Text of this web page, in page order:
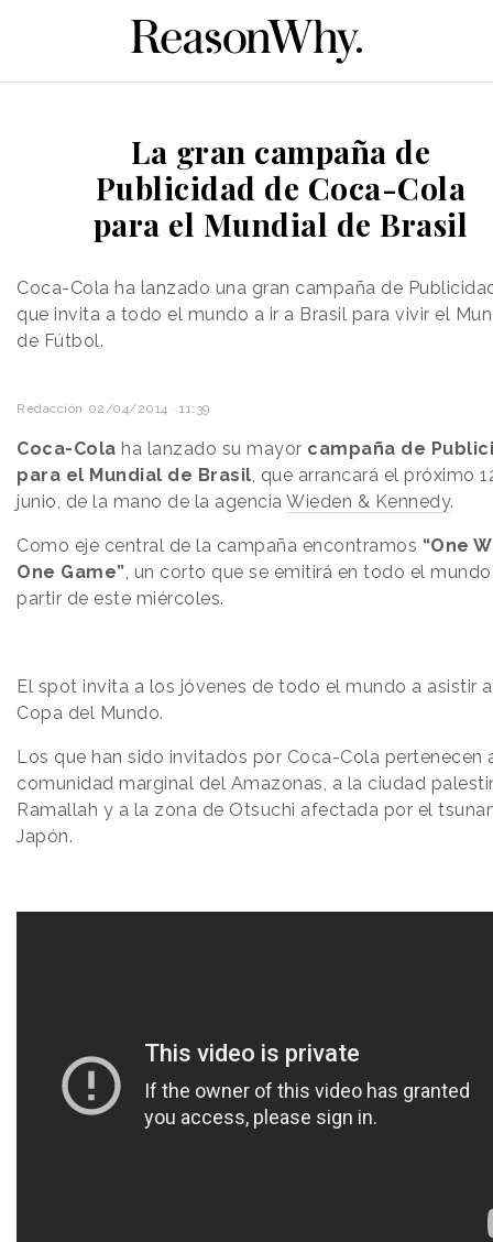
La gran campaña de
Publicidad de Coca-Cola
para el Mundial de Brasil
Coca-Cola ha lanzado una gran campaña de
que invita a todo el mundo a ir a Brasil para vivir el
de Fútbol.
Redacción 02/04/2014 · 11:39
Coca-Cola ha lanzado su mayor campaña de
para el Mundial de Brasil , que arrancará el próximo
junio, de la mano de la agencia Wieden & Kennedy.
Como eje central de la campaña encontramos “One
One Game” , un corto que se emitirá en todo el
partir de este miércoles.
El spot invita a los jóvenes de todo el mundo a asistir
Copa del Mundo.
Los que han sido invitados por Coca-Cola pertenecen
comunidad marginal del Amazonas, a la ciudad
Ramallah y a la zona de Otsuchi afectada por el
Japón.